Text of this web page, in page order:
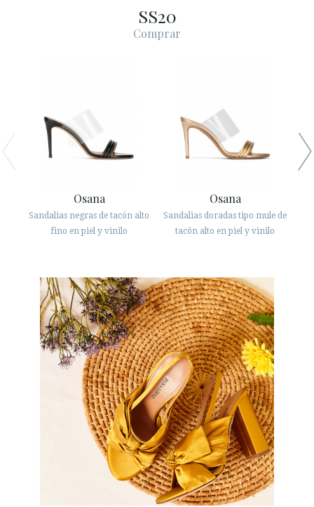
ESPAÑOL ENGLISH
· CAMBIOS Y DEVOLUCIONES
· POLÍTICA DE PRIVACIDAD
· TÉRMINOS Y CONDICIONES
     
SECURE WEB SSL CERTIFICATE © 2026 PURA LOPEZ
SS20
Comprar
Osana
Sandalias negras de tacón alto
fino en piel y vinilo
Osana
Sandalias doradas tipo mule de
tacón alto en piel y vinilo